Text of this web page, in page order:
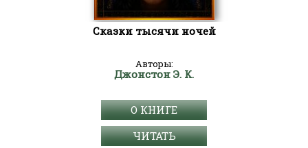
Сказки тысячи ночей
Авторы:
Джонстон Э. К.
О КНИГЕ
ЧИТАТЬ